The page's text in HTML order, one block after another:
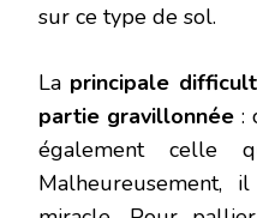
sur ce type de sol.
La principale
partie gravillonnée :
également celle
Malheureusement,